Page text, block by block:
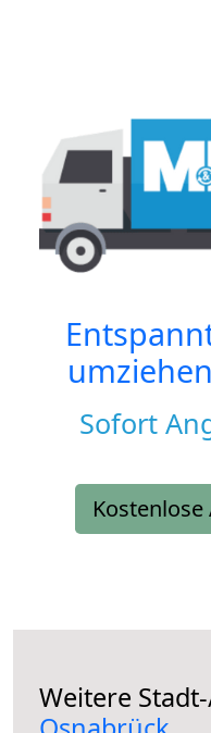
Sofort
Weitere